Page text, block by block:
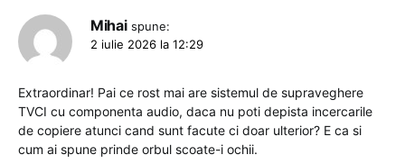
Mihai spune:
2 iulie 2026 la 12:29
Extraordinar! Pai ce rost mai are sistemul de supraveghere
TVCI cu componenta audio, daca nu poti depista incercarile
de copiere atunci cand sunt facute ci doar ulterior? E ca si
cum ai spune prinde orbul scoate-i ochii.